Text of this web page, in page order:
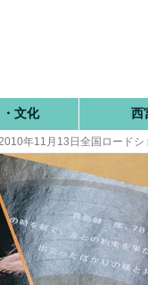
文化 西
年11月13日全国ロードシ